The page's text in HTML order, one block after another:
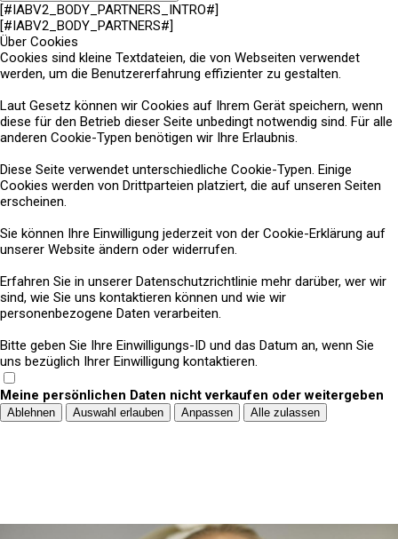
[#IABV2_BODY_PARTNERS_INTRO#]
[#IABV2_BODY_PARTNERS#]
Über Cookies
Cookies sind kleine Textdateien, die von Webseiten verwendet
werden, um die Benutzererfahrung effizienter zu gestalten.
Laut Gesetz können wir Cookies auf Ihrem Gerät speichern, wenn
diese für den Betrieb dieser Seite unbedingt notwendig sind. Für alle
anderen Cookie-Typen benötigen wir Ihre Erlaubnis.
Diese Seite verwendet unterschiedliche Cookie-Typen. Einige
Cookies werden von Drittparteien platziert, die auf unseren Seiten
erscheinen.
Sie können Ihre Einwilligung jederzeit von der Cookie-Erklärung auf
unserer Website ändern oder widerrufen.
Erfahren Sie in unserer Datenschutzrichtlinie mehr darüber, wer wir
sind, wie Sie uns kontaktieren können und wie wir
personenbezogene Daten verarbeiten.
Bitte geben Sie Ihre Einwilligungs-ID und das Datum an, wenn Sie
uns bezüglich Ihrer Einwilligung kontaktieren.
Meine persönlichen Daten nicht verkaufen oder weitergeben
Ablehnen Auswahl erlauben Anpassen Alle zulassen